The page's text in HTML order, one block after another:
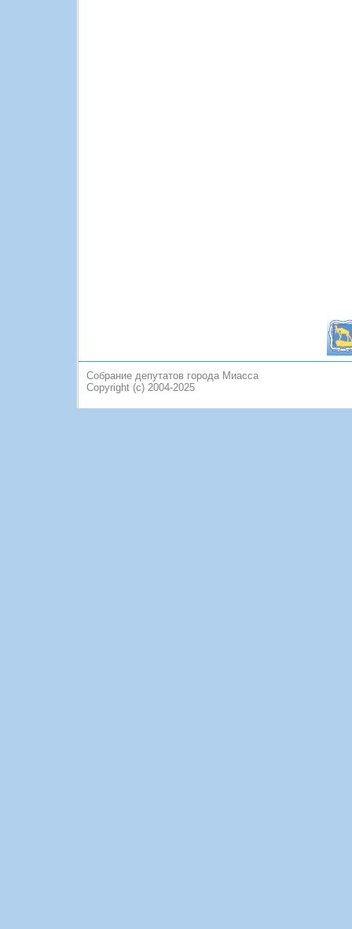
Собрание депутатов города Миасса
Copyright (c) 2004-2025